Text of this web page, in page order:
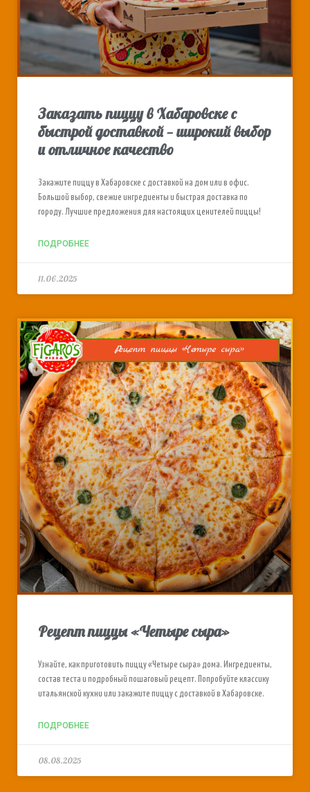
Заказать пиццу в Хабаровске с
быстрой доставкой — широкий выбор
и отличное качество
Закажите пиццу в Хабаровске с доставкой на дом или в офис.
Большой выбор, свежие ингредиенты и быстрая доставка по
городу. Лучшие предложения для настоящих ценителей пиццы!
ПОДРОБНЕЕ
11.06.2025
Рецепт пиццы «Четыре сыра»
Узнайте, как приготовить пиццу «Четыре сыра» дома. Ингредиенты,
состав теста и подробный пошаговый рецепт. Попробуйте классику
итальянской кухни или закажите пиццу с доставкой в Хабаровске.
ПОДРОБНЕЕ
08.08.2025